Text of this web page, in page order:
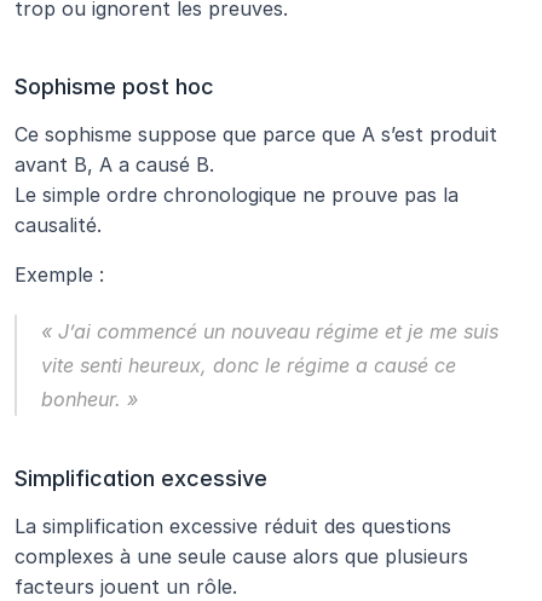
trop ou ignorent les preuves.
Sophisme post hoc
Ce sophisme suppose que parce que A s’est produit
avant B, A a causé B.
Le simple ordre chronologique ne prouve pas la
causalité.
Exemple :
« J’ai commencé un nouveau régime et je me suis
vite senti heureux, donc le régime a causé ce
bonheur. »
Simplification excessive
La simplification excessive réduit des questions
complexes à une seule cause alors que plusieurs
facteurs jouent un rôle.